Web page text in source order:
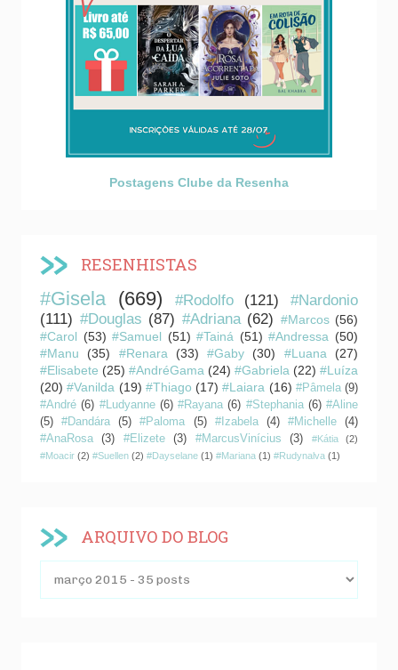
Postagens Clube da Resenha
RESENHISTAS
#Gisela (669) #Rodolfo (121)
#Nardonio
(111) #Douglas (87) #Adriana (62) #Marcos (56)
#Carol (53) #Samuel (51) #Tainá (51) #Andressa (50)
#Manu
(35) #Renara (33) #Gaby (30) #Luana
(27)
#Elisabete (25) #AndréGama (24) #Gabriela (22) #Luíza
(20) #Vanilda (19) #Thiago (17) #Laiara (16) #Pâmela (9)
#André (6) #Ludyanne (6) #Rayana (6) #Stephania (6) #Aline
(5)
#Dandára (5) #Paloma (5) #Izabela (4) #Michelle
(4)
#AnaRosa
(3) #Elizete (3) #MarcusVinícius (3) #Kátia
(2)
#Moacir (2) #Suellen (2) #Dayselane (1) #Mariana (1) #Rudynalva (1)
ARQUIVO DO BLOG